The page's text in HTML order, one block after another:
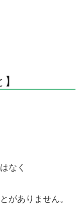
なく
がありません。